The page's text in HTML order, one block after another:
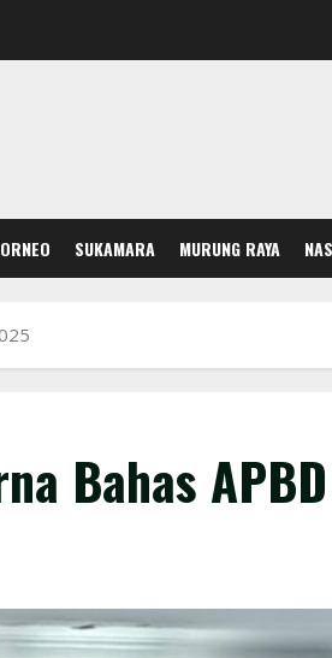
SUKAMARA MURUNG RAYA
Bahas APBD